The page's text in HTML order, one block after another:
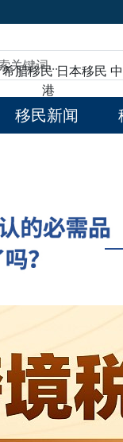
希腊移民日本移民
港
移民新闻